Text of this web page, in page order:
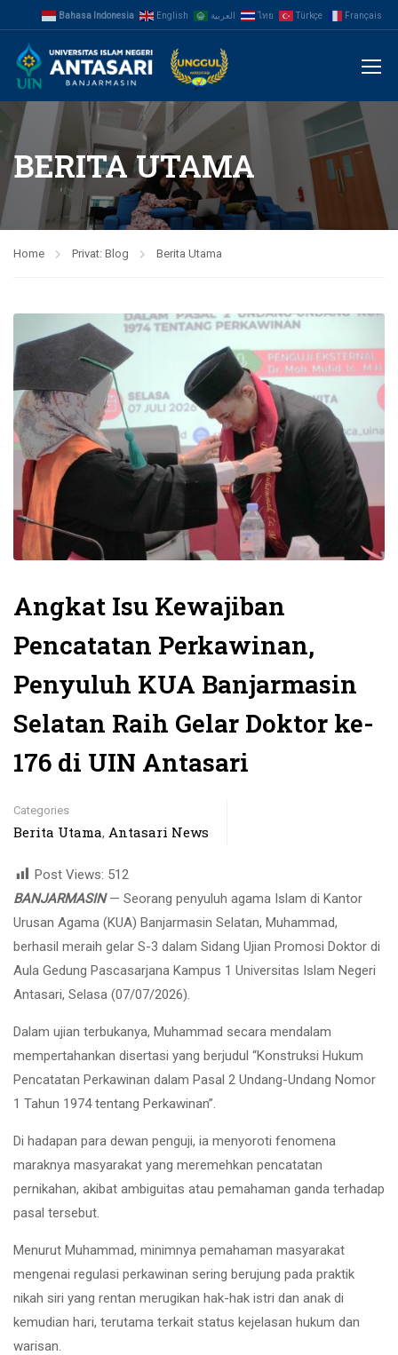
Bahasa Indonesia English العربية ไทย Türkçe Français
BERITA UTAMA
Home Privat: Blog Berita Utama
Angkat Isu Kewajiban
Pencatatan Perkawinan,
Penyuluh KUA Banjarmasin
Selatan Raih Gelar Doktor ke-
176 di UIN Antasari
Categories
Berita Utama, Antasari News
Post Views: 512
BANJARMASIN— Seorang penyuluh agama Islam di Kantor
Urusan Agama (KUA) Banjarmasin Selatan, Muhammad,
berhasil meraih gelar S-3 dalam Sidang Ujian Promosi Doktor di
Aula Gedung Pascasarjana Kampus 1 Universitas Islam Negeri
Antasari, Selasa (07/07/2026).
Dalam ujian terbukanya, Muhammad secara mendalam
mempertahankan disertasi yang berjudul “Konstruksi Hukum
Pencatatan Perkawinan dalam Pasal 2 Undang-Undang Nomor
1 Tahun 1974 tentang Perkawinan”.
Di hadapan para dewan penguji, ia menyoroti fenomena
maraknya masyarakat yang meremehkan pencatatan
pernikahan, akibat ambiguitas atau pemahaman ganda terhadap
pasal tersebut.
Menurut Muhammad, minimnya pemahaman masyarakat
mengenai regulasi perkawinan sering berujung pada praktik
nikah siri yang rentan merugikan hak-hak istri dan anak di
kemudian hari, terutama terkait status kejelasan hukum dan
warisan.